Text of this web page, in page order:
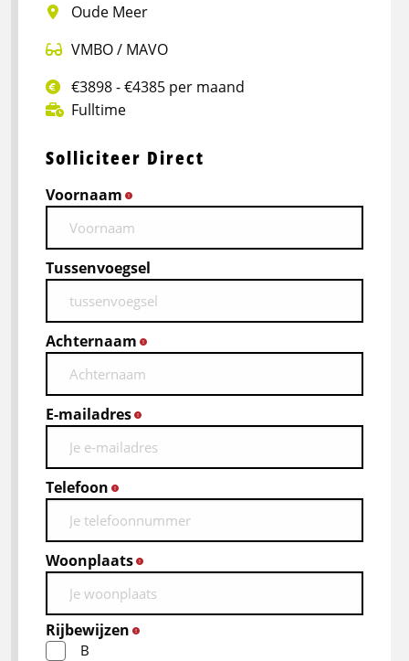
Oude Meer
VMBO / MAVO
€3898 - €4385 per maand
Fulltime
Solliciteer Direct
Voornaam
Tussenvoegsel
Achternaam
E-mailadres
Telefoon
Woonplaats
Rijbewijzen
B